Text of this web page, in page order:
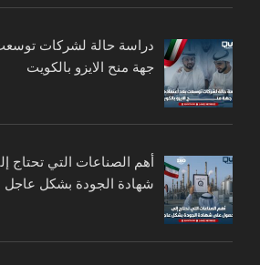
دراسة حالة لشركات
جهة منح الايزو بالكويت
أهم الصناعات التي تحتاج
شهادة الجودة بشكل عاجل